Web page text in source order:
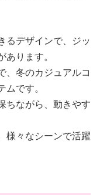
るデザインで、ジッ
ります。
、冬のカジュアルコ
です。
ちながら、動きやす
様々なシーンで活躍